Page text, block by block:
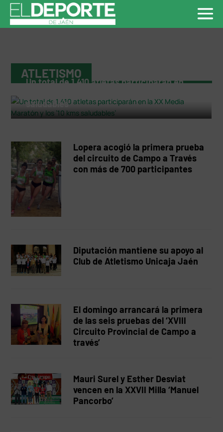
ATLETISMO
Un total de 1.410 atletas participarán en
saludables’
Lopera acogió la primera prueba
del circuito de Campo a Través
con más de 700 participantes
Diputación mantiene su apoyo al
Club de Atletismo Unicaja Jaén
El domingo arrancará la primera
de las seis pruebas del ‘XVIII
Circuito Provincial de Campo a
través’
Mauri Surel y Esther Desviat
vencen en la XXVII Milla ‘Manuel
Pancorbo’